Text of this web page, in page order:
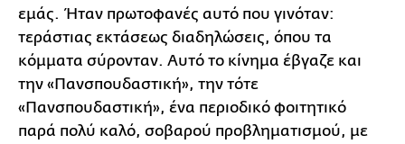
εμάς. Ήταν πρωτοφανές αυτό που γινόταν:
τεράστιας εκτάσεως διαδηλώσεις, όπου τα
κόμματα σύρονταν. Αυτό το κίνημα έβγαζε και
την «Πανσπουδαστική», την τότε
«Πανσπουδαστική», ένα περιοδικό φοιτητικό
παρά πολύ καλό, σοβαρού προβληματισμού, με